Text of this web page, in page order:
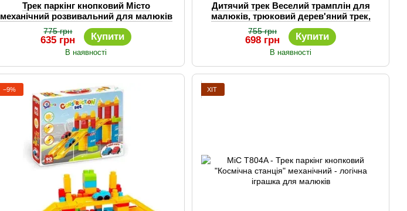
Трек паркінг кнопковий Місто
механічний розвивальний для малюків
— серія Перші кроки (First step).
775 грн
635 грн Купити
В наявності
Дитячий трек Веселий трамплін для
малюків, трюковий дерев'яний трек,
шестерні.
755 грн
698 грн Купити
В наявності
−9% ХІТ